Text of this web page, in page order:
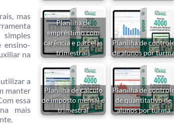
mas
ensino-
na
a
manter
essa
mais
Planilha de
empréstimo com
carência e parcelas
trimestrais
Planilha de
de alunos por
Planilha de cálculo
de imposto mensal e
trimestral
Planilha de
de quantitativo de
alunos por turma